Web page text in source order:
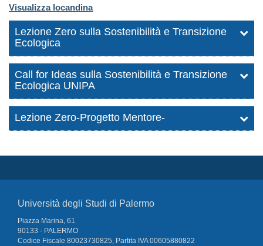
Visualizza locandina
Lezione Zero sulla Sostenibilità e Transizione
Ecologica
Call for Ideas sulla Sostenibilità e Transizione
Ecologica UNIPA
Lezione Zero-Progetto Mentore-
Università degli Studi di Palermo
Piazza Marina, 61
90133 - PALERMO
Codice Fiscale 80023730825, Partita IVA 00605880822